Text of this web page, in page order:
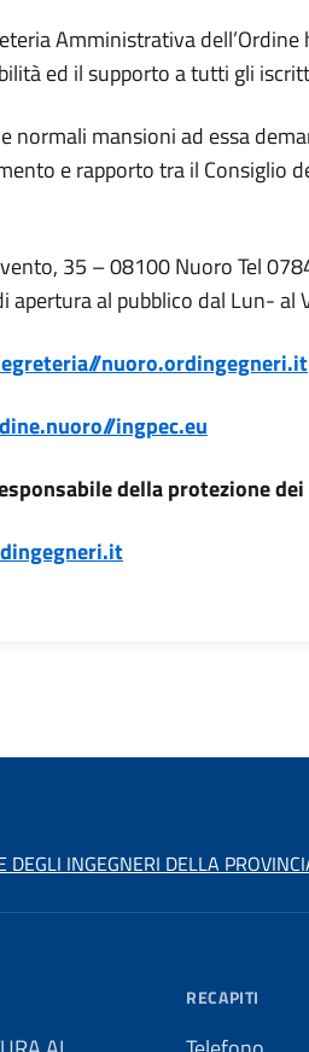
Amministrativa
ed il supporto a tutti gli
normali mansioni ad essa
e rapporto tra il Consiglio
35 – 08100 Nuoro Tel
apertura al pubblico dal Lun- al
nuoro.ordingegneri.it
ingpec.eu
della protezione
DEGLI INGEGNERI DELLA
RECAPITI